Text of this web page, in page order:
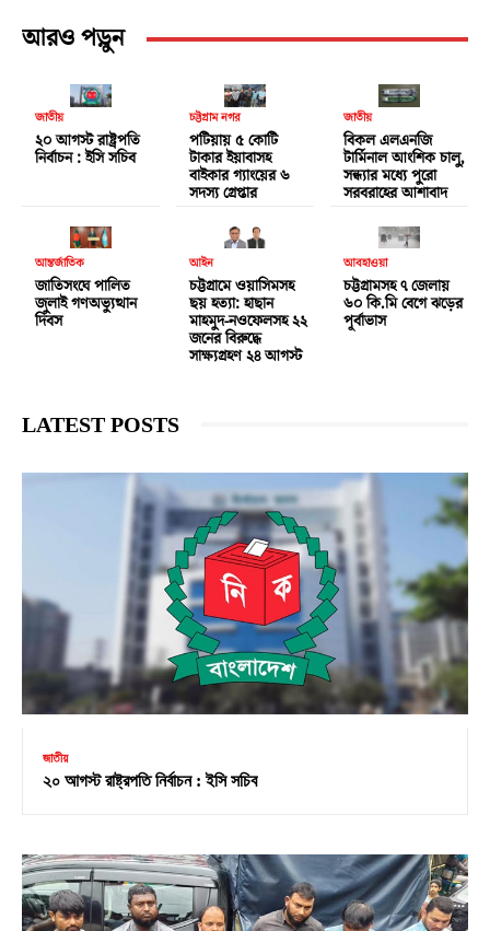
আরও পড়ুন
জাতীয়
২০ আগস্ট রাষ্ট্রপতি
নির্বাচন : ইসি সচিব
চট্টগ্রাম নগর
পটিয়ায় ৫ কোটি
টাকার ইয়াবাসহ
বাইকার গ্যাংয়ের ৬
সদস্য গ্রেপ্তার
জাতীয়
বিকল এলএনজি
টার্মিনাল আংশিক চালু,
সন্ধ্যার মধ্যে পুরো
সরবরাহের আশাবাদ
আন্তর্জাতিক
জাতিসংঘে পালিত
জুলাই গণঅভ্যুত্থান
দিবস
আইন
চট্টগ্রামে ওয়াসিমসহ
ছয় হত্যা: হাছান
মাহমুদ-নওফেলসহ ২২
জনের বিরুদ্ধে
সাক্ষ্যগ্রহণ ২৪ আগস্ট
আবহাওয়া
চট্টগ্রামসহ ৭ জেলায়
৬০ কি.মি বেগে ঝড়ের
পূর্বাভাস
LATEST POSTS
জাতীয়
২০ আগস্ট রাষ্ট্রপতি নির্বাচন : ইসি সচিব